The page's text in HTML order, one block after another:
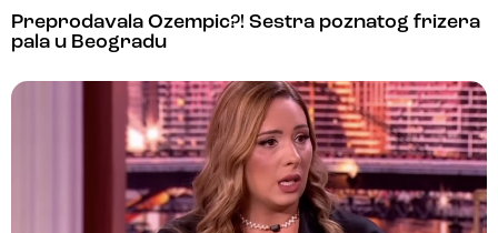
Preprodavala Ozempic?! Sestra poznatog frizera
pala u Beogradu